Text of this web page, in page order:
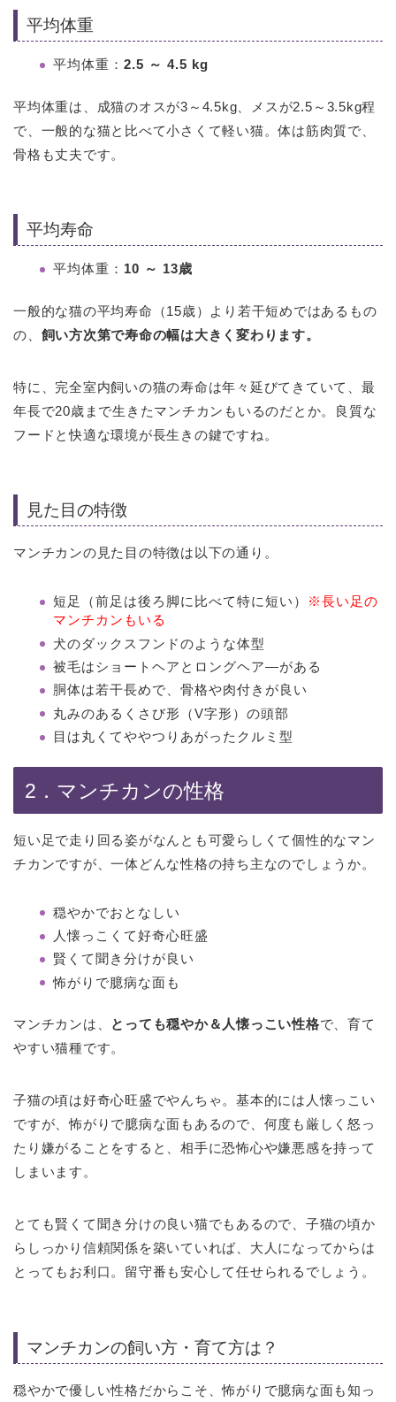
平均体重
平均体重： 2.5 ～ 4.5 kg
平均体重は、成猫のオスが3～4.5kg、メスが2.5～3.5kg程
で、一般的な猫と比べて小さくて軽い猫。体は筋肉質で、
骨格も丈夫です。
平均寿命
平均体重： 10 ～ 13歳
一般的な猫の平均寿命（15歳）より若干短めではあるもの
の、 飼い方次第で寿命の幅は大きく変わります。
特に、完全室内飼いの猫の寿命は年々延びてきていて、最
年長で20歳まで生きたマンチカンもいるのだとか。良質な
フードと快適な環境が長生きの鍵ですね。
見た目の特徴
マンチカンの見た目の特徴は以下の通り。
短足（前足は後ろ脚に比べて特に短い）
※長い足の
マンチカンもいる
犬のダックスフンドのような体型
被毛はショートヘアとロングヘア―がある
胴体は若干長めで、骨格や肉付きが良い
丸みのあるくさび形（V字形）の頭部
目は丸くてややつりあがったクルミ型
2．マンチカンの性格
短い足で走り回る姿がなんとも可愛らしくて個性的なマン
チカンですが、一体どんな性格の持ち主なのでしょうか。
穏やかでおとなしい
人懐っこくて好奇心旺盛
賢くて聞き分けが良い
怖がりで臆病な面も
マンチカンは、 とっても穏やか＆人懐っこい性格で、育て
やすい猫種です。
子猫の頃は好奇心旺盛でやんちゃ。基本的には人懐っこい
ですが、怖がりで臆病な面もあるので、何度も厳しく怒っ
たり嫌がることをすると、相手に恐怖心や嫌悪感を持って
しまいます。
とても賢くて聞き分けの良い猫でもあるので、子猫の頃か
らしっかり信頼関係を築いていれば、大人になってからは
とってもお利口。留守番も安心して任せられるでしょう。
マンチカンの飼い方・育て方は？
穏やかで優しい性格だからこそ、怖がりで臆病な面も知っ